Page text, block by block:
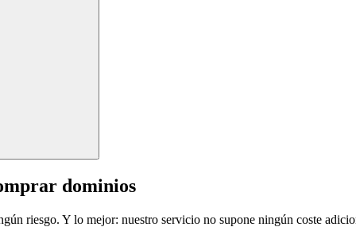
dominios
riesgo. Y lo mejor: nuestro servicio no supone ningún coste